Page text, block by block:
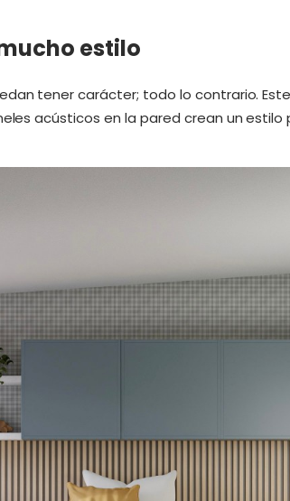
estilo
tener carácter; todo lo contrario.
acústicos en la pared crean un estilo